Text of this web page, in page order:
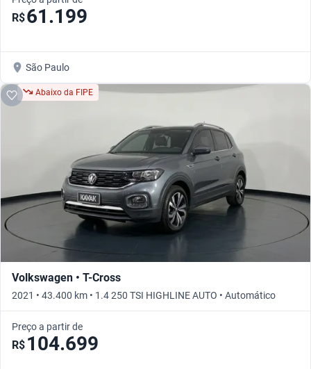
R$61.199
São Paulo
Abaixo da FIPE
Volkswagen • T-Cross
2021 • 43.400 km • 1.4 250 TSI HIGHLINE AUTO • Automático
Preço a partir de
R$ 104.699